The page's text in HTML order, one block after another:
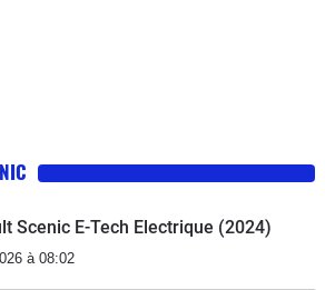
Scenic E-Tech Electrique (2024)
à 08:02